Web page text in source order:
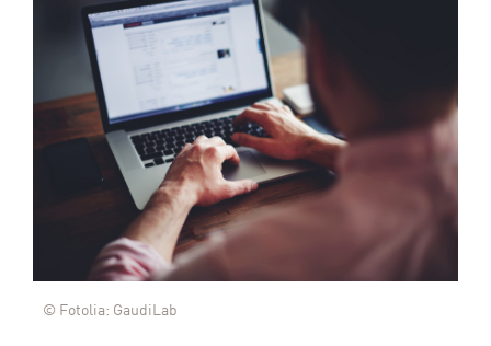
© Fotolia: GaudiLab